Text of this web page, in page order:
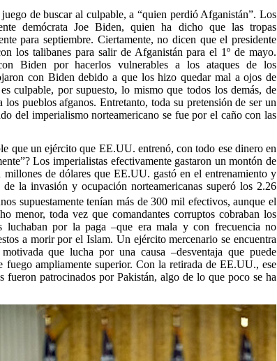
de buscar al culpable, a “quien perdió Afganistán”. Los
demócrata Joe Biden, quien ha dicho que las tropas
para septiembre. Ciertamente, no dicen que el presidente
los talibanes para salir de Afganistán para el 1º de mayo.
Biden por hacerlos vulnerables a los ataques de los
con Biden debido a que los hizo quedar mal a ojos de
culpable, por supuesto, lo mismo que todos los demás, de
pueblos afganos. Entretanto, toda su pretensión de ser un
del imperialismo norteamericano se fue por el caño con las
que un ejército que EE.UU. entrenó, con todo ese dinero en
Los imperialistas efectivamente gastaron un montón de
de dólares que EE.UU. gastó en el entrenamiento y
la invasión y ocupación norteamericanas superó los 2.26
supuestamente tenían más de 300 mil efectivos, aunque el
menor, toda vez que comandantes corruptos cobraban los
luchaban por la paga –que era mala y con frecuencia no
a morir por el Islam. Un ejército mercenario se encuentra
que lucha por una causa –desventaja que puede
fuego ampliamente superior. Con la retirada de EE.UU., ese
fueron patrocinados por Pakistán, algo de lo que poco se ha